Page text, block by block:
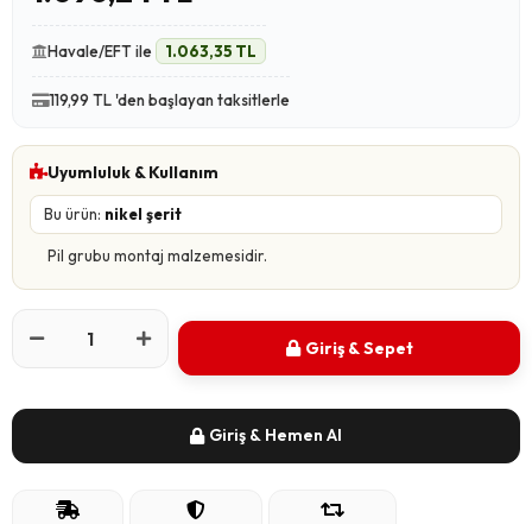
Havale/EFT ile 1.063,35 TL
119,99 TL 'den başlayan taksitlerle
Uyumluluk & Kullanım
Bu ürün: nikel şerit
Pil grubu montaj malzemesidir.
Giriş & Sepet
Giriş & Hemen Al